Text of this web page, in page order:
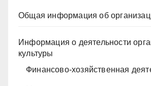
Общая информация об
Информация о деятельности
культуры
Финансово-хозяйственная